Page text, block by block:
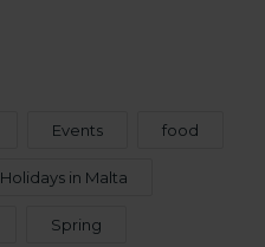
Events food
Holidays in Malta
Spring